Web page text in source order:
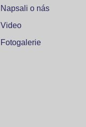
Napsali o nás
Video
Fotogalerie